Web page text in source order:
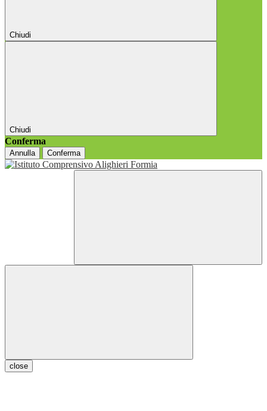
Chiudi
Chiudi
Conferma
Annulla Conferma
close